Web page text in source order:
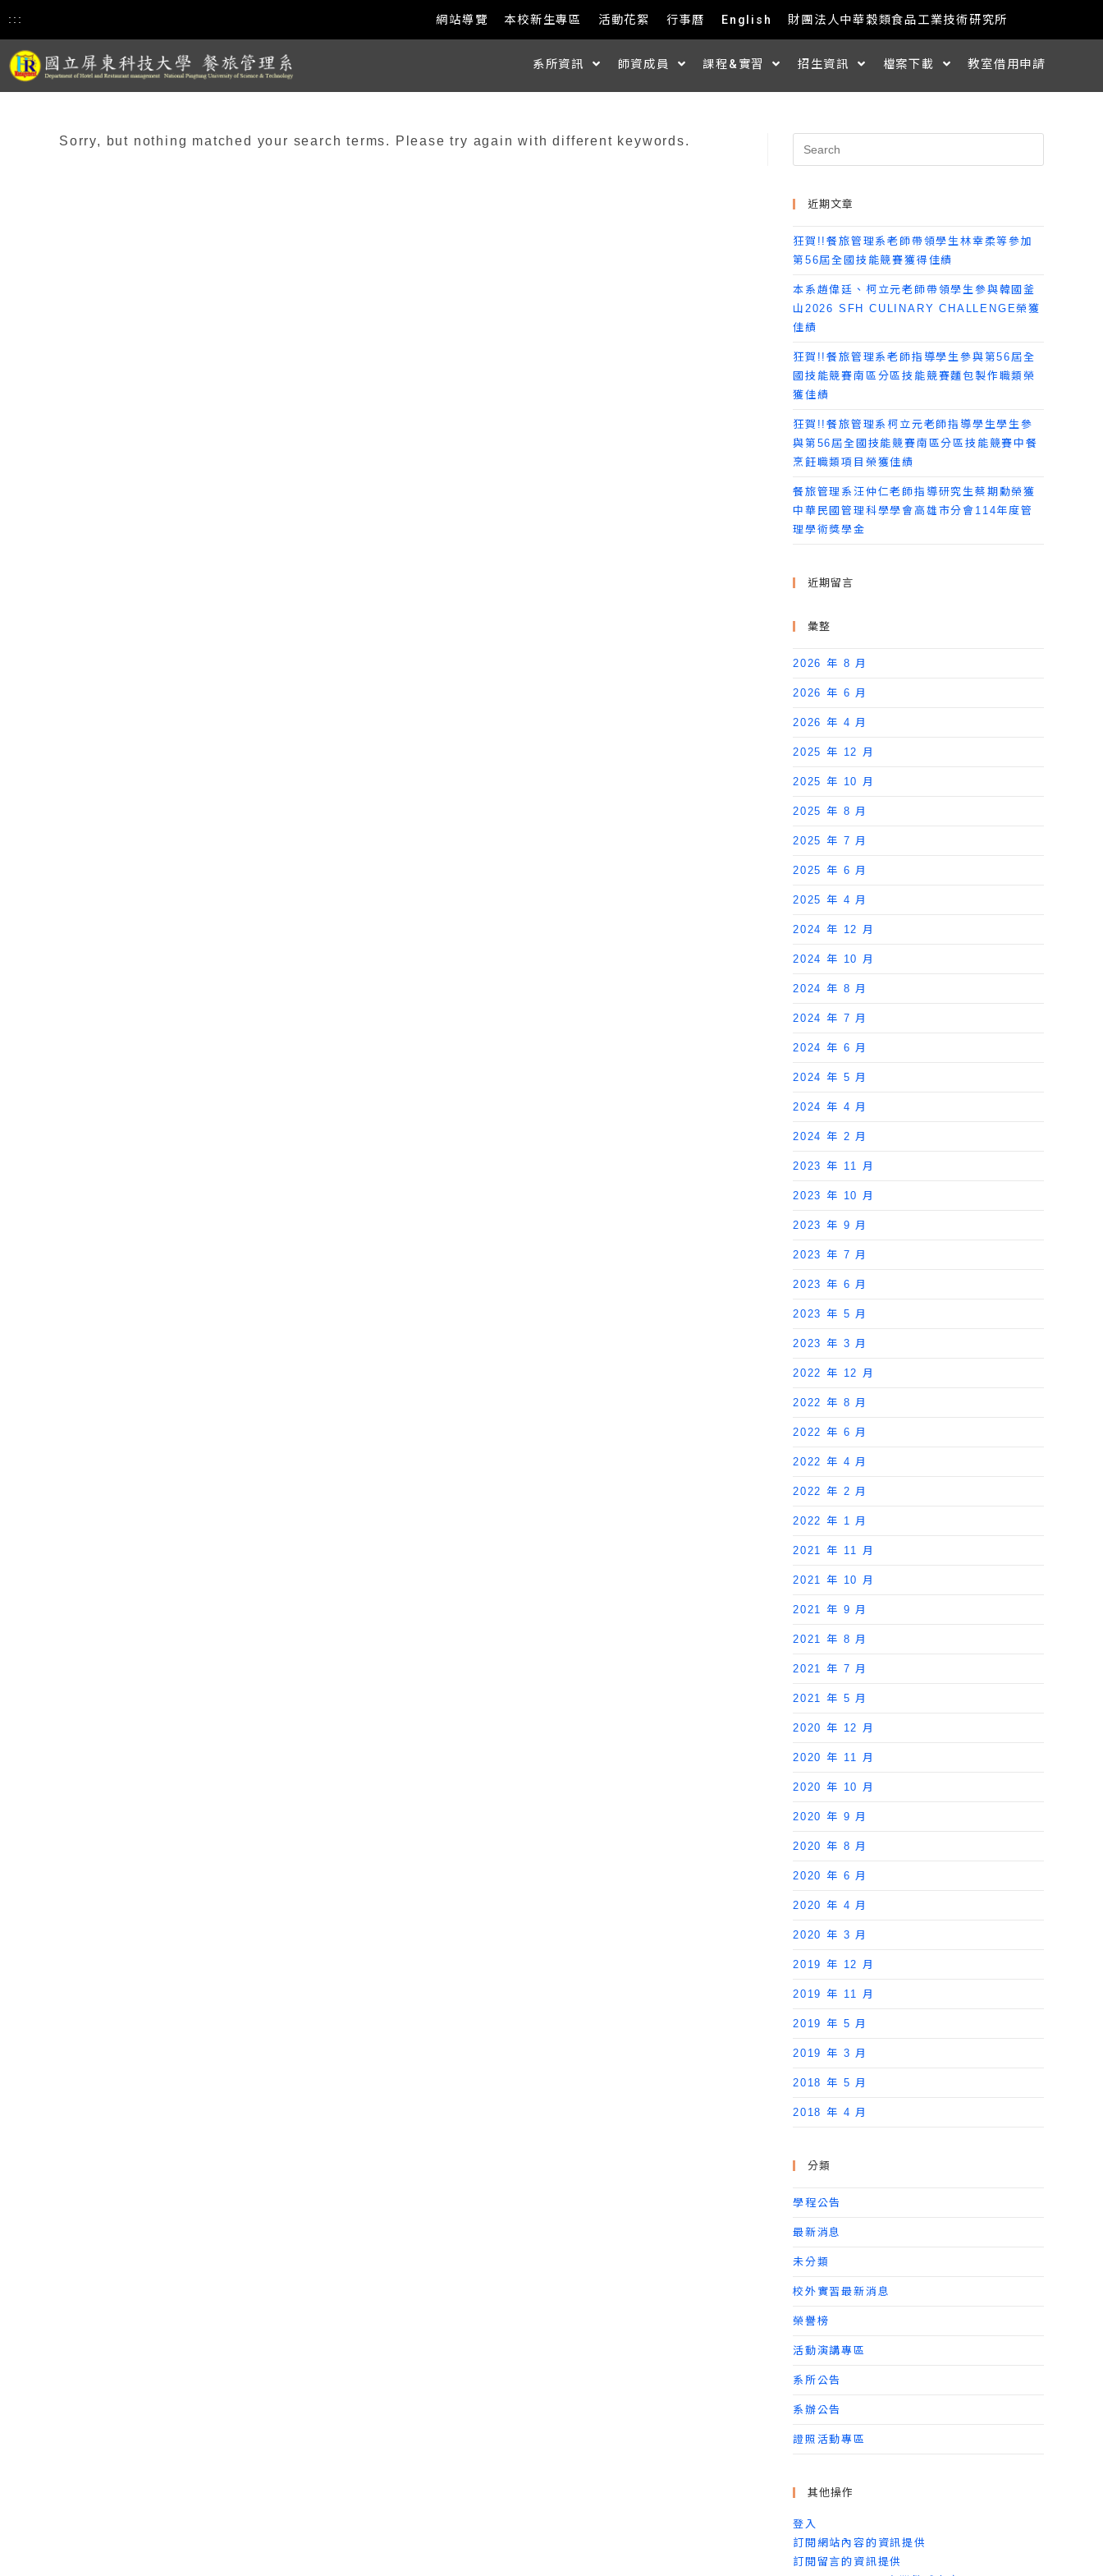
::: 網站導覽 本校新生專區 活動花絮 行事曆 English 財團法人中華穀類食品工業技術研究所
系所資訊 師資成員 課程&實習 招生資訊 檔案下載 教室借用申請
Sorry, but nothing matched your search terms. Please try again with different keywords.
近期文章
狂賀!!餐旅管理系老師帶領學生林幸柔等參加
第56屆全國技能競賽獲得佳績
本系趙偉廷、柯立元老師帶領學生參與韓國釜
山2026 SFH CULINARY CHALLENGE榮獲
佳績
狂賀!!餐旅管理系老師指導學生參與第56屆全
國技能競賽南區分區技能競賽麵包製作職類榮
獲佳績
狂賀!!餐旅管理系柯立元老師指導學生學生參
與第56屆全國技能競賽南區分區技能競賽中餐
烹飪職類項目榮獲佳績
餐旅管理系汪仲仁老師指導研究生蔡期勳榮獲
中華民國管理科學學會高雄市分會114年度管
理學術獎學金
近期留言
彙整
2026 年 8 月
2026 年 6 月
2026 年 4 月
2025 年 12 月
2025 年 10 月
2025 年 8 月
2025 年 7 月
2025 年 6 月
2025 年 4 月
2024 年 12 月
2024 年 10 月
2024 年 8 月
2024 年 7 月
2024 年 6 月
2024 年 5 月
2024 年 4 月
2024 年 2 月
2023 年 11 月
2023 年 10 月
2023 年 9 月
2023 年 7 月
2023 年 6 月
2023 年 5 月
2023 年 3 月
2022 年 12 月
2022 年 8 月
2022 年 6 月
2022 年 4 月
2022 年 2 月
2022 年 1 月
2021 年 11 月
2021 年 10 月
2021 年 9 月
2021 年 8 月
2021 年 7 月
2021 年 5 月
2020 年 12 月
2020 年 11 月
2020 年 10 月
2020 年 9 月
2020 年 8 月
2020 年 6 月
2020 年 4 月
2020 年 3 月
2019 年 12 月
2019 年 11 月
2019 年 5 月
2019 年 3 月
2018 年 5 月
2018 年 4 月
分類
學程公告
最新消息
未分類
校外實習最新消息
榮譽榜
活動演講專區
系所公告
系辦公告
證照活動專區
其他操作
登入
訂閱網站內容的資訊提供
訂閱留言的資訊提供